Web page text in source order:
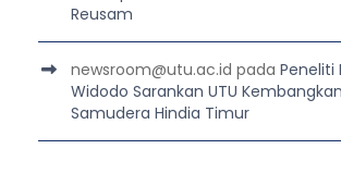
Reusam
newsroom@utu.ac.id pada Peneliti
Widodo Sarankan UTU
Samudera Hindia Timur